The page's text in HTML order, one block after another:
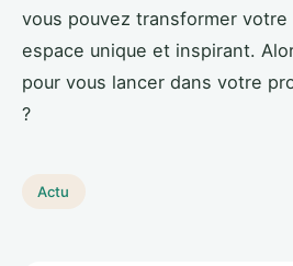
vous pouvez transformer votre
espace unique et inspirant.
pour vous lancer dans votre
?
Actu